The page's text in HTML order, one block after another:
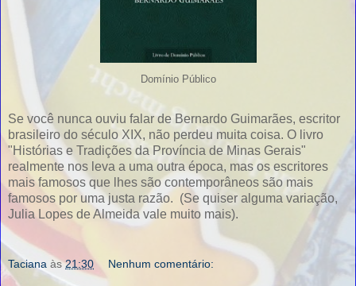
Domínio Público
Se você nunca ouviu falar de Bernardo Guimarães, escritor
brasileiro do século XIX, não perdeu muita coisa. O livro
"Histórias e Tradições da Província de Minas Gerais"
realmente nos leva a uma outra época, mas os escritores
mais famosos que lhes são contemporâneos são mais
famosos por uma justa razão. (Se quiser alguma variação,
Julia Lopes de Almeida vale muito mais).
Taciana às21:30 Nenhum comentário: